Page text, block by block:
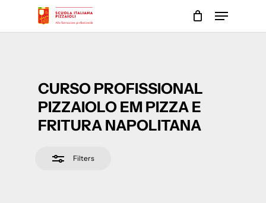
main
Menu
CURSO PROFISSIONAL
PIZZAIOLO EM PIZZA E
FRITURA NAPOLITANA
Filters
Close